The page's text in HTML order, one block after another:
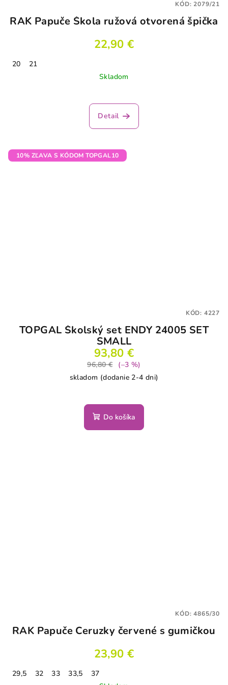
RAK Papuče Škola ružová otvorená špička
22,90 €
20
21
Skladom
Detail
KÓD:2079/21
10% ZĽAVA S KÓDOM TOPGAL10
TOPGAL Školský set ENDY 24005 SET
SMALL
93,80 €
96,80 €
(–3 %)
skladom (dodanie 2-4 dni)
Do košíka
KÓD: 4227
RAK Papuče Ceruzky červené s gumičkou
23,90 €
29,5 32 33 33,5
37
KÓD:4865/30